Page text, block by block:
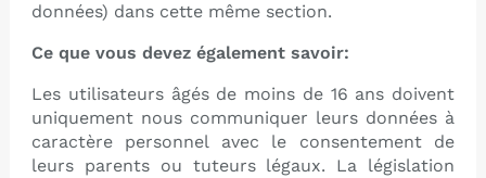
données) dans cette même section.
Ce que vous devez également savoir:
Les utilisateurs âgés de moins de 16 ans doivent
uniquement nous communiquer leurs données à
caractère personnel avec le consentement de
leurs parents ou tuteurs légaux. La législation